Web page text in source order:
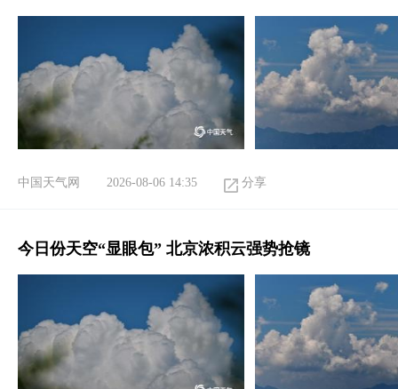
中国天气网 2026-08-06 14:35 分享
今日份天空“显眼包” 北京浓积云强势抢镜